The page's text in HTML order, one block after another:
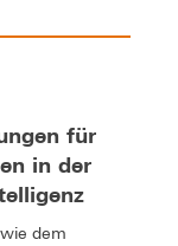
für
in der
dem